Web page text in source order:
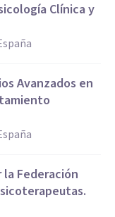
Clínica y
Avanzados en
Federación